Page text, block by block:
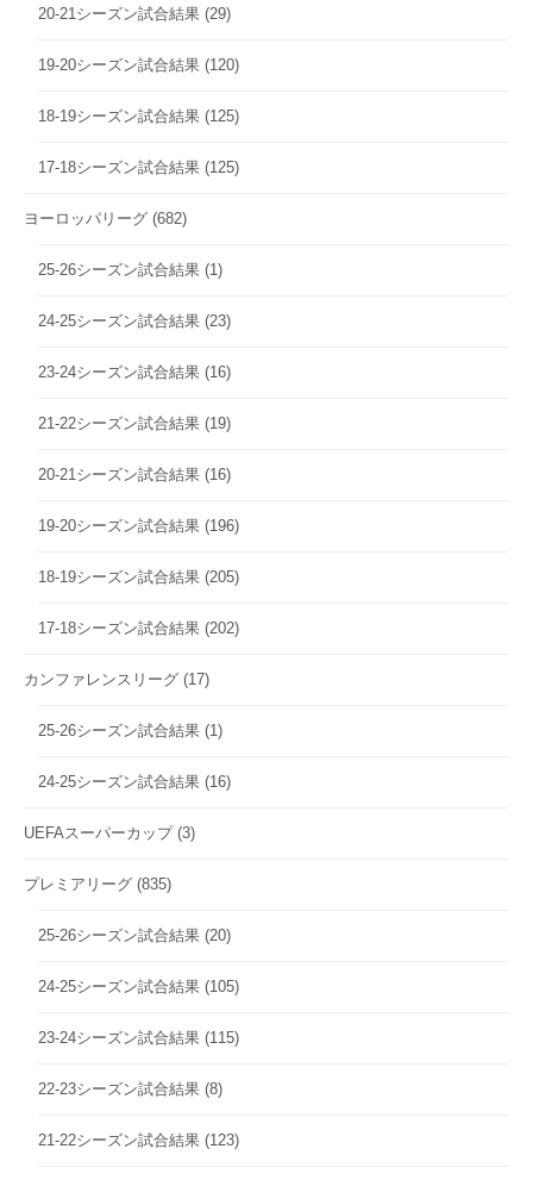
20-21シーズン試合結果 (29)
19-20シーズン試合結果 (120)
18-19シーズン試合結果 (125)
17-18シーズン試合結果 (125)
ヨーロッパリーグ (682)
25-26シーズン試合結果 (1)
24-25シーズン試合結果 (23)
23-24シーズン試合結果 (16)
21-22シーズン試合結果 (19)
20-21シーズン試合結果 (16)
19-20シーズン試合結果 (196)
18-19シーズン試合結果 (205)
17-18シーズン試合結果 (202)
カンファレンスリーグ (17)
25-26シーズン試合結果 (1)
24-25シーズン試合結果 (16)
UEFAスーパーカップ(3)
プレミアリーグ (835)
25-26シーズン試合結果 (20)
24-25シーズン試合結果 (105)
23-24シーズン試合結果 (115)
22-23シーズン試合結果 (8)
21-22シーズン試合結果 (123)